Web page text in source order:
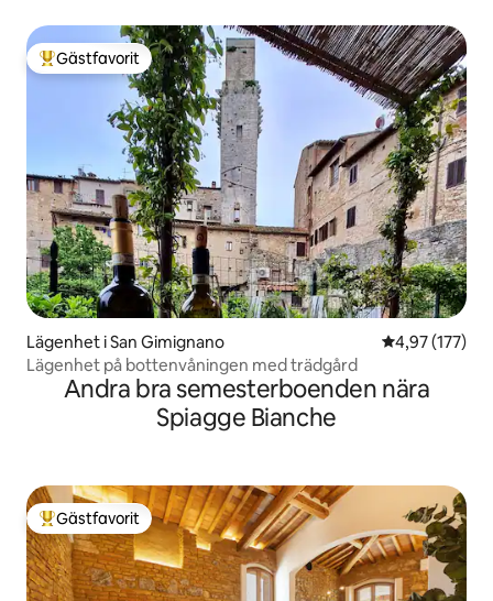
Populär gästfavorit
Gästfavorit
Lägenhet i San Gimignano 4,97 av 5 i
4,97 (177)
Lägenhet på bottenvåningen med trädgård
Andra bra semesterboenden nära
Spiagge Bianche
Populär gästfavorit
Gästfavorit